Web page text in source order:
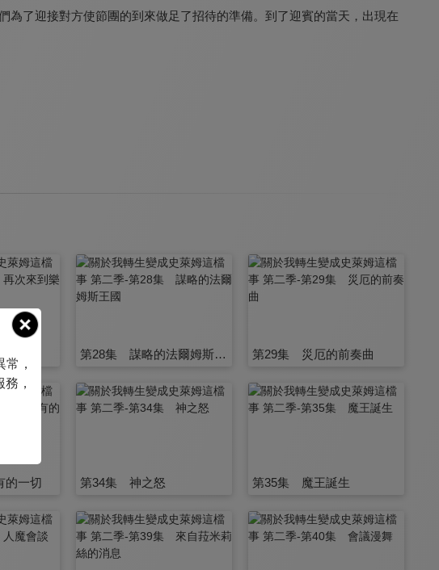
8.0
Re：從零開始的異世界生活 冰結之絆 8.6
遭到流放的轉生重騎士憑藉遊戲知識大開無雙 7.5
世界最強後衛～迷宮國的新人探索者～
了迎接對方使節團的到來做足了招待的準備。到了迎賓的當天，出現在
園 第28集 謀略的法爾姆斯王國 第29集 災厄的前奏曲
一切 第34集 神之怒 第35集 魔王誕生
，
，